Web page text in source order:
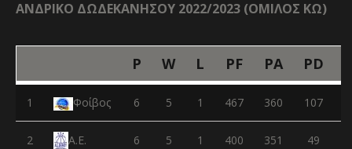
ΑΝΔΡΙΚΟ ΔΩΔΕΚΑΝΗΣΟΥ 2022/2023 (ΟΜΙΛΟΣ ΚΩ)
P W L PF PA PD
1 Φοίβος 6 5 1 467 360 107
2
Α.Ε.
6 5 1 400 351 49